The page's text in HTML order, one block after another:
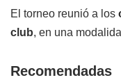
El torneo reunió a los
club, en una
Recomendadas